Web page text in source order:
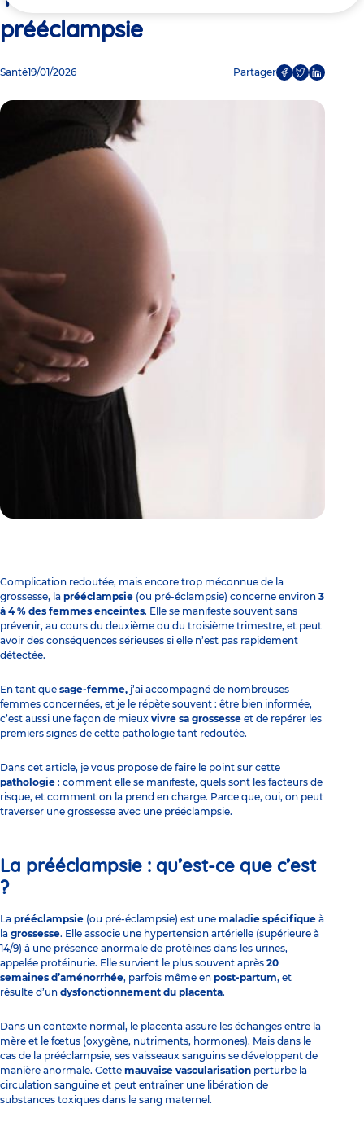
ici
prééclampsie
Santé19/01/2026 Partager
Complication redoutée, mais encore trop méconnue de la
grossesse, la prééclampsie (ou pré-éclampsie) concerne environ 3
à 4 % des femmes enceintes. Elle se manifeste souvent sans
prévenir, au cours du deuxième ou du troisième trimestre, et peut
avoir des conséquences sérieuses si elle n’est pas rapidement
détectée.
En tant que sage-femme, j’ai accompagné de nombreuses
femmes concernées, et je le répète souvent : être bien informée,
c’est aussi une façon de mieux vivre sa grossesse et de repérer les
premiers signes de cette pathologie tant redoutée.
Dans cet article, je vous propose de faire le point sur cette
pathologie : comment elle se manifeste, quels sont les facteurs de
risque, et comment on la prend en charge. Parce que, oui, on peut
traverser une grossesse avec une prééclampsie.
La prééclampsie : qu’est-ce que c’est
?
La prééclampsie (ou pré-éclampsie) est une maladie spécifique à
la grossesse. Elle associe une hypertension artérielle (supérieure à
14/9) à une présence anormale de protéines dans les urines,
appelée protéinurie. Elle survient le plus souvent après 20
semaines d’aménorrhée, parfois même en post-partum, et
résulte d’un dysfonctionnement du placenta.
Dans un contexte normal, le placenta assure les échanges entre la
mère et le fœtus (oxygène, nutriments, hormones). Mais dans le
cas de la prééclampsie, ses vaisseaux sanguins se développent de
manière anormale. Cette mauvaise vascularisation perturbe la
circulation sanguine et peut entraîner une libération de
substances toxiques dans le sang maternel.